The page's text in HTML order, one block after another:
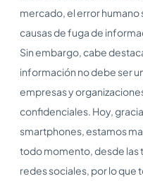
mercado, el error
causas de fuga de
Sin embargo, cabe
información no debe ser
empresas y
confidenciales. Hoy,
smartphones, estamos
todo momento, desde las
redes sociales, por lo que